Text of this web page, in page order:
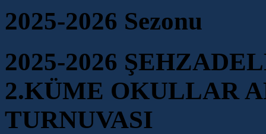
2025-2026 Sezonu
2025-2026
2.KÜME OKULLAR
TURNUVASI